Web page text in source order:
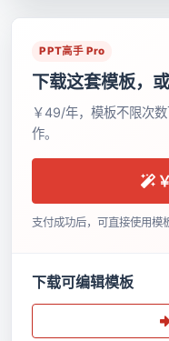
PPT高手 Pro
下载这套模板，
￥49/年，模板不限次
作。
支付成功后，可直接使用模
下载可编辑模板